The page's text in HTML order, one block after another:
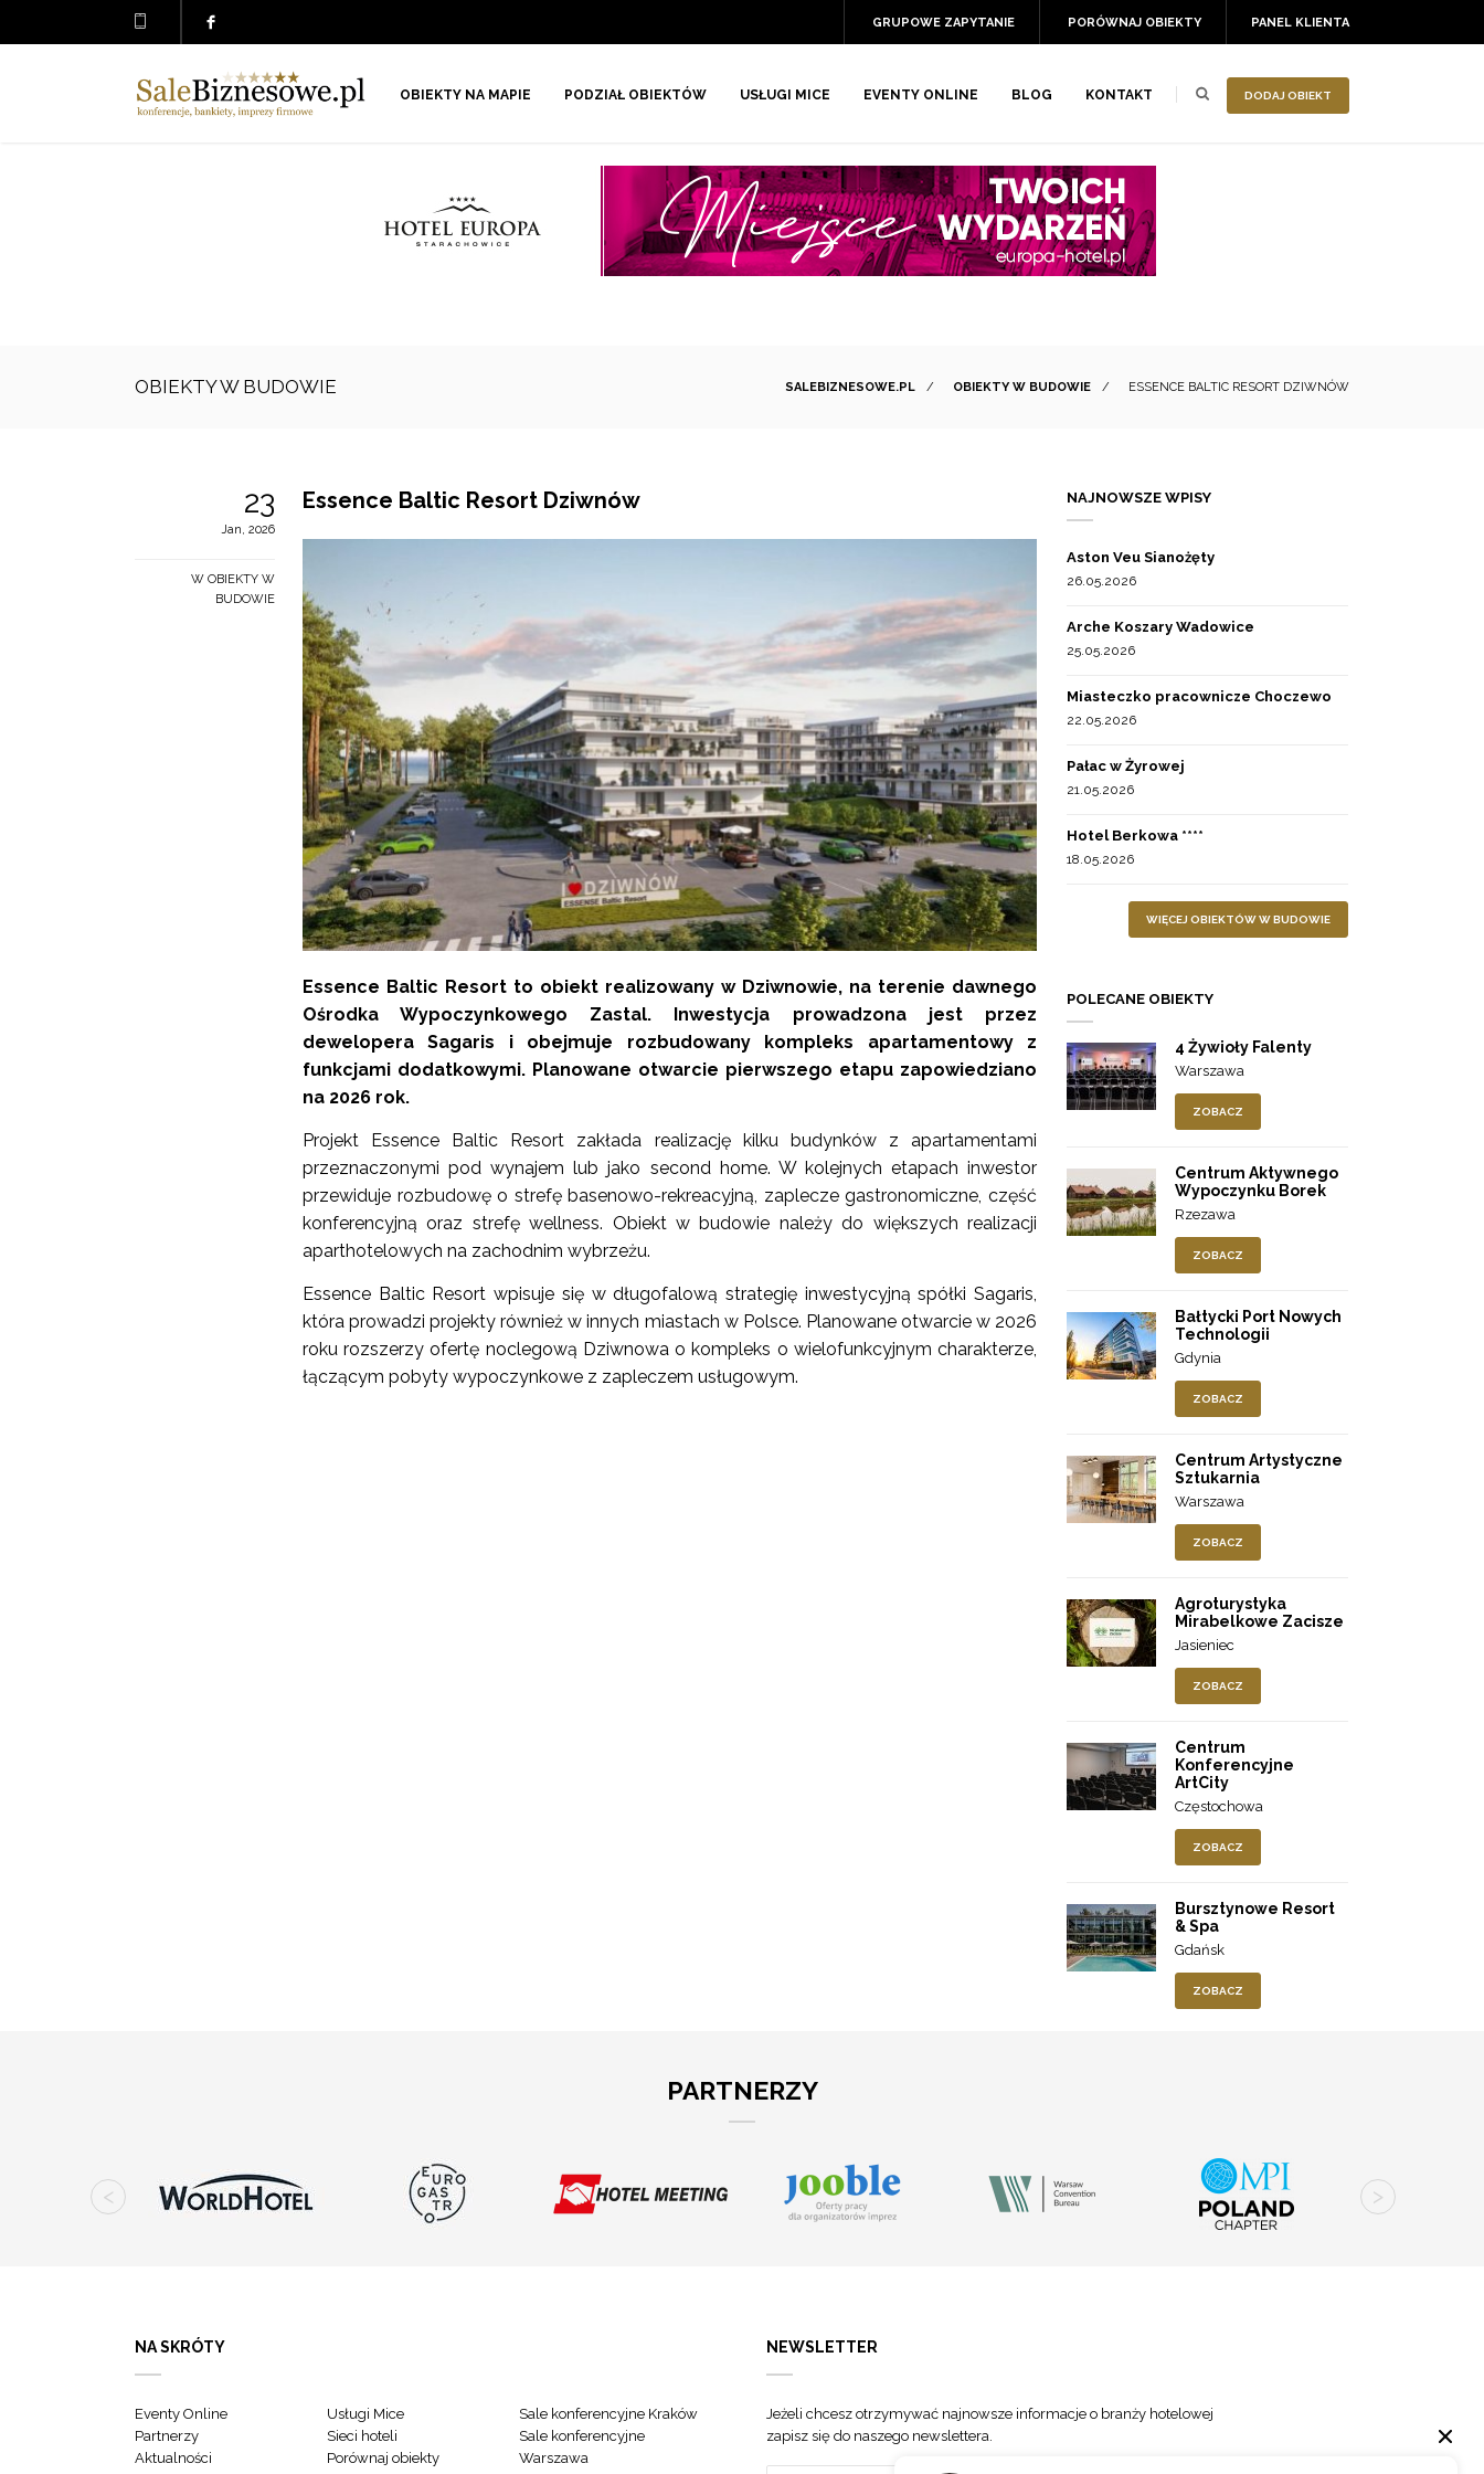
PANEL KLIENTA
PORÓWNAJ OBIEKTY
GRUPOWE ZAPYTANIE
DODAJ OBIEKT
OBIEKTY NA MAPIE PODZIAŁ OBIEKTÓW USŁUGI MICE EVENTY ONLINE BLOG KONTAKT
OBIEKTY W BUDOWIE SALEBIZNESOWE.PL / OBIEKTY W BUDOWIE / ESSENCE BALTIC RESORT DZIWNÓW
23
Jan, 2026
W OBIEKTY W
BUDOWIE
Essence Baltic Resort Dziwnów
Essence Baltic Resort to obiekt realizowany w Dziwnowie, na terenie dawnego
Ośrodka Wypoczynkowego Zastal. Inwestycja prowadzona jest przez
dewelopera Sagaris i obejmuje rozbudowany kompleks apartamentowy z
funkcjami dodatkowymi. Planowane otwarcie pierwszego etapu zapowiedziano
na 2026 rok.
Projekt Essence Baltic Resort zakłada realizację kilku budynków z apartamentami
przeznaczonymi pod wynajem lub jako second home. W kolejnych etapach inwestor
przewiduje rozbudowę o strefę basenowo-rekreacyjną, zaplecze gastronomiczne, część
konferencyjną oraz strefę wellness. Obiekt w budowie należy do większych realizacji
aparthotelowych na zachodnim wybrzeżu.
Essence Baltic Resort wpisuje się w długofalową strategię inwestycyjną spółki Sagaris,
która prowadzi projekty również w innych miastach w Polsce. Planowane otwarcie w 2026
roku rozszerzy ofertę noclegową Dziwnowa o kompleks o wielofunkcyjnym charakterze,
łączącym pobyty wypoczynkowe z zapleczem usługowym.
NAJNOWSZE WPISY
Aston Veu Sianożęty
26.05.2026
Arche Koszary Wadowice
25.05.2026
Miasteczko pracownicze Choczewo
22.05.2026
Pałac w Żyrowej
21.05.2026
Hotel Berkowa ****
18.05.2026
WIĘCEJ OBIEKTÓW W BUDOWIE
POLECANE OBIEKTY
4 Żywioły Falenty
Warszawa
ZOBACZ
Centrum Aktywnego
Wypoczynku Borek
Rzezawa
ZOBACZ
Bałtycki Port Nowych
Technologii
Gdynia
ZOBACZ
Centrum Artystyczne
Sztukarnia
Warszawa
ZOBACZ
Agroturystyka
Mirabelkowe Zacisze
Jasieniec
ZOBACZ
Centrum
Konferencyjne
ArtCity
Częstochowa
ZOBACZ
Bursztynowe Resort
& Spa
Gdańsk
ZOBACZ
PARTNERZY
NA SKRÓTY
Eventy Online
Partnerzy
Aktualności
Usługi Mice
Sieci hoteli
Porównaj obiekty
Sale konferencyjne Kraków
Sale konferencyjne
Warszawa
NEWSLETTER
Jeżeli chcesz otrzymywać najnowsze informacje o branży hotelowej
zapisz się do naszego newslettera.